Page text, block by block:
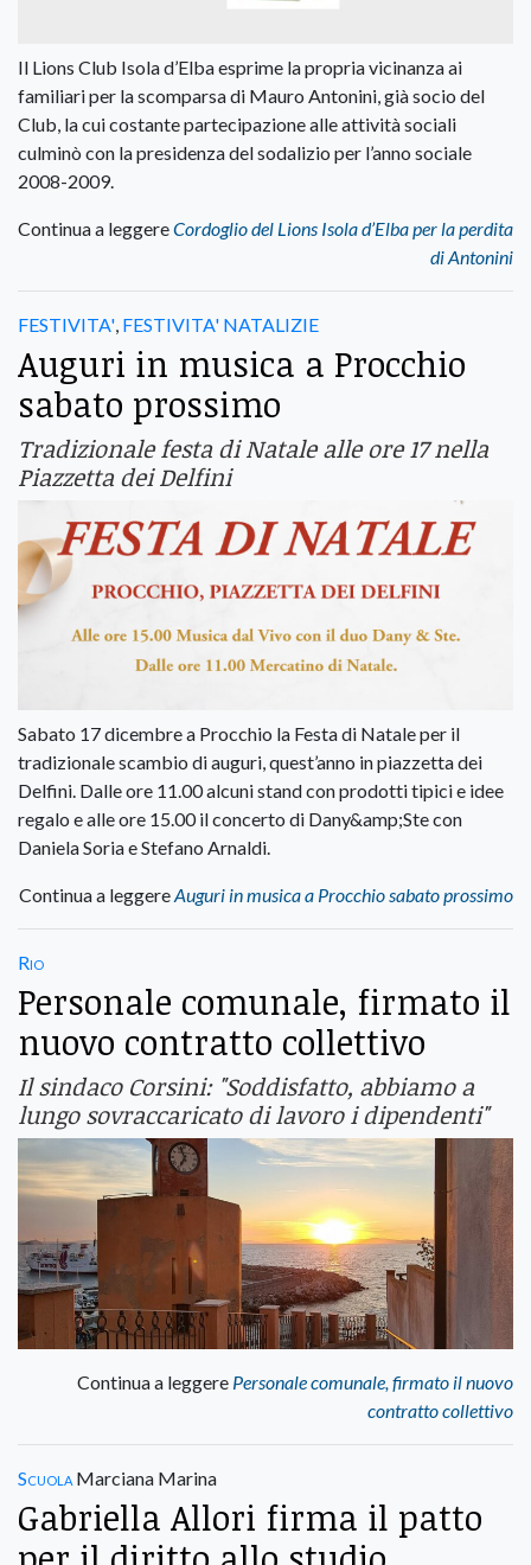
Il Lions Club Isola d’Elba esprime la propria vicinanza ai
familiari per la scomparsa di Mauro Antonini, già socio del
Club, la cui costante partecipazione alle attività sociali
culminò con la presidenza del sodalizio per l’anno sociale
2008-2009.
Continua a leggereCordoglio del Lions Isola d’Elba per la perdita
di Antonini
FESTIVITA', FESTIVITA' NATALIZIE
Auguri in musica a Procchio
sabato prossimo
Tradizionale festa di Natale alle ore 17 nella
Piazzetta dei Delfini
Sabato 17 dicembre a Procchio la Festa di Natale per il
tradizionale scambio di auguri, quest’anno in piazzetta dei
Delfini. Dalle ore 11.00 alcuni stand con prodotti tipici e idee
regalo e alle ore 15.00 il concerto di Dany&amp;Ste con
Daniela Soria e Stefano Arnaldi.
Continua a leggereAuguri in musica a Procchio sabato prossimo
Rio
Personale comunale, firmato il
nuovo contratto collettivo
Il sindaco Corsini: "Soddisfatto, abbiamo a
lungo sovraccaricato di lavoro i dipendenti"
Continua a leggere Personale comunale, firmato il nuovo
contratto collettivo
Scuola Marciana Marina
Gabriella Allori firma il patto